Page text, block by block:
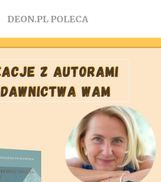
DEON.PL POLECA